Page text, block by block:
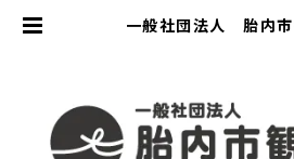
一般社団法人 胎内市